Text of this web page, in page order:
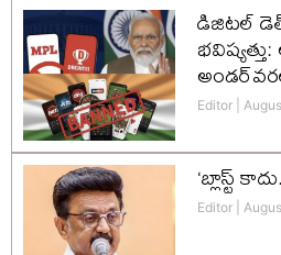
డిజిటల్
Editor
‘బ్లాస్ట్
Editor